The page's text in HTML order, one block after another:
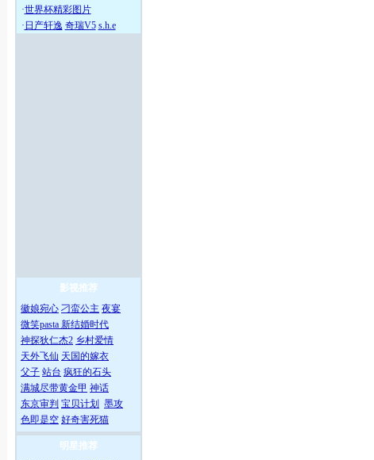
·世界杯精彩图片
· 日产轩逸 奇瑞V5 s.h.e
影视推荐
徽娘宛心 刁蛮公主 夜宴
微笑pasta 新结婚时代
神探狄仁杰2 乡村爱情
天外飞仙 天国的嫁衣
父子 站台 疯狂的石头
满城尽带黄金甲 神话
东京审判 宝贝计划
墨攻
色即是空 好奇害死猫
明星推荐